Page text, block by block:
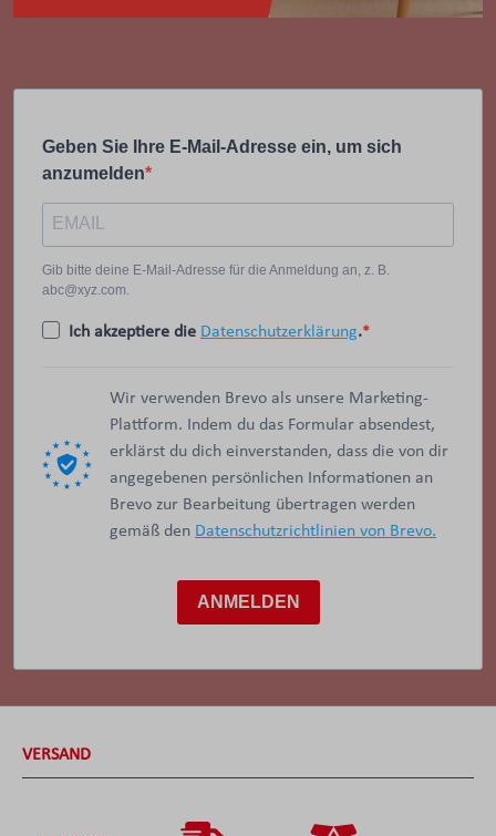
Geben Sie Ihre E-Mail-Adresse ein, um sich
anzumelden
Gib bitte deine E-Mail-Adresse für die Anmeldung an, z. B.
abc@xyz.com.
Ich akzeptiere die Datenschutzerklärung.
Wir verwenden Brevo als unsere Marketing-
Plattform. Indem du das Formular absendest,
erklärst du dich einverstanden, dass die von dir
angegebenen persönlichen Informationen an
Brevo zur Bearbeitung übertragen werden
gemäß den Datenschutzrichtlinien von Brevo.
ANMELDEN
VERSAND